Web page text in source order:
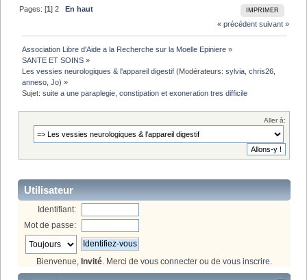
IMPRIMER
Pages: [1]2
En haut
« précédent suivant »
Association Libre d'Aide a la Recherche sur la Moelle Epiniere »
SANTE ET SOINS »
Les vessies neurologiques & l'appareil digestif (Modérateurs:sylvia ,chris26
anneso ,Jo) »
Sujet:suite a une paraplegie, constipation et exoneration tres difficile
Aller à:
Utilisateur
Identifiant:
Mot de passe:
Bienvenue, Invité. Merci de vous connecter ou de vous inscrire.